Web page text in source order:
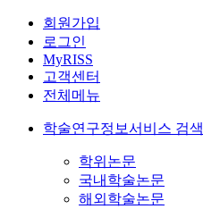
회원가입
로그인
MyRISS
고객센터
전체메뉴
학술연구정보서비스 검색
학위논문
국내학술논문
해외학술논문